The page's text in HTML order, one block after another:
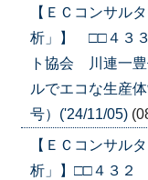
【ＥＣコンサル
析」】 □□４３
ト協会 川連一
ルでエコな生産
号）('24/11/05)
【ＥＣコンサル
析」】□□４３２